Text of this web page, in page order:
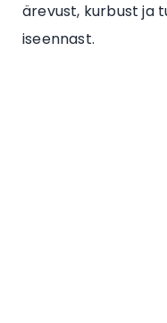
ärevust, kurbust ja
iseennast.